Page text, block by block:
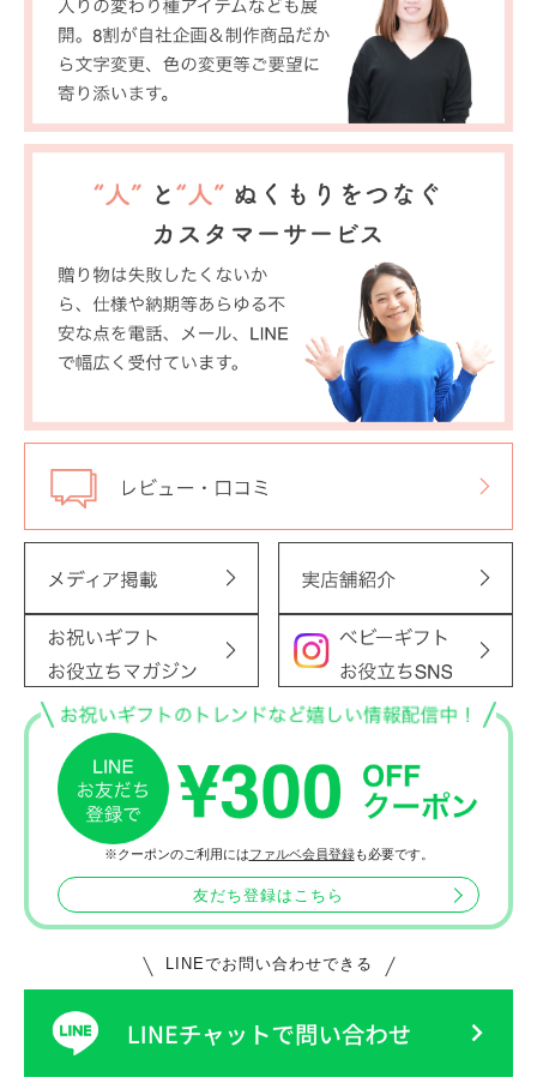
※クーポンのご利用にはファルベ会員登録も必要です。
友だち登録はこちら
LINEでお問い合わせできる